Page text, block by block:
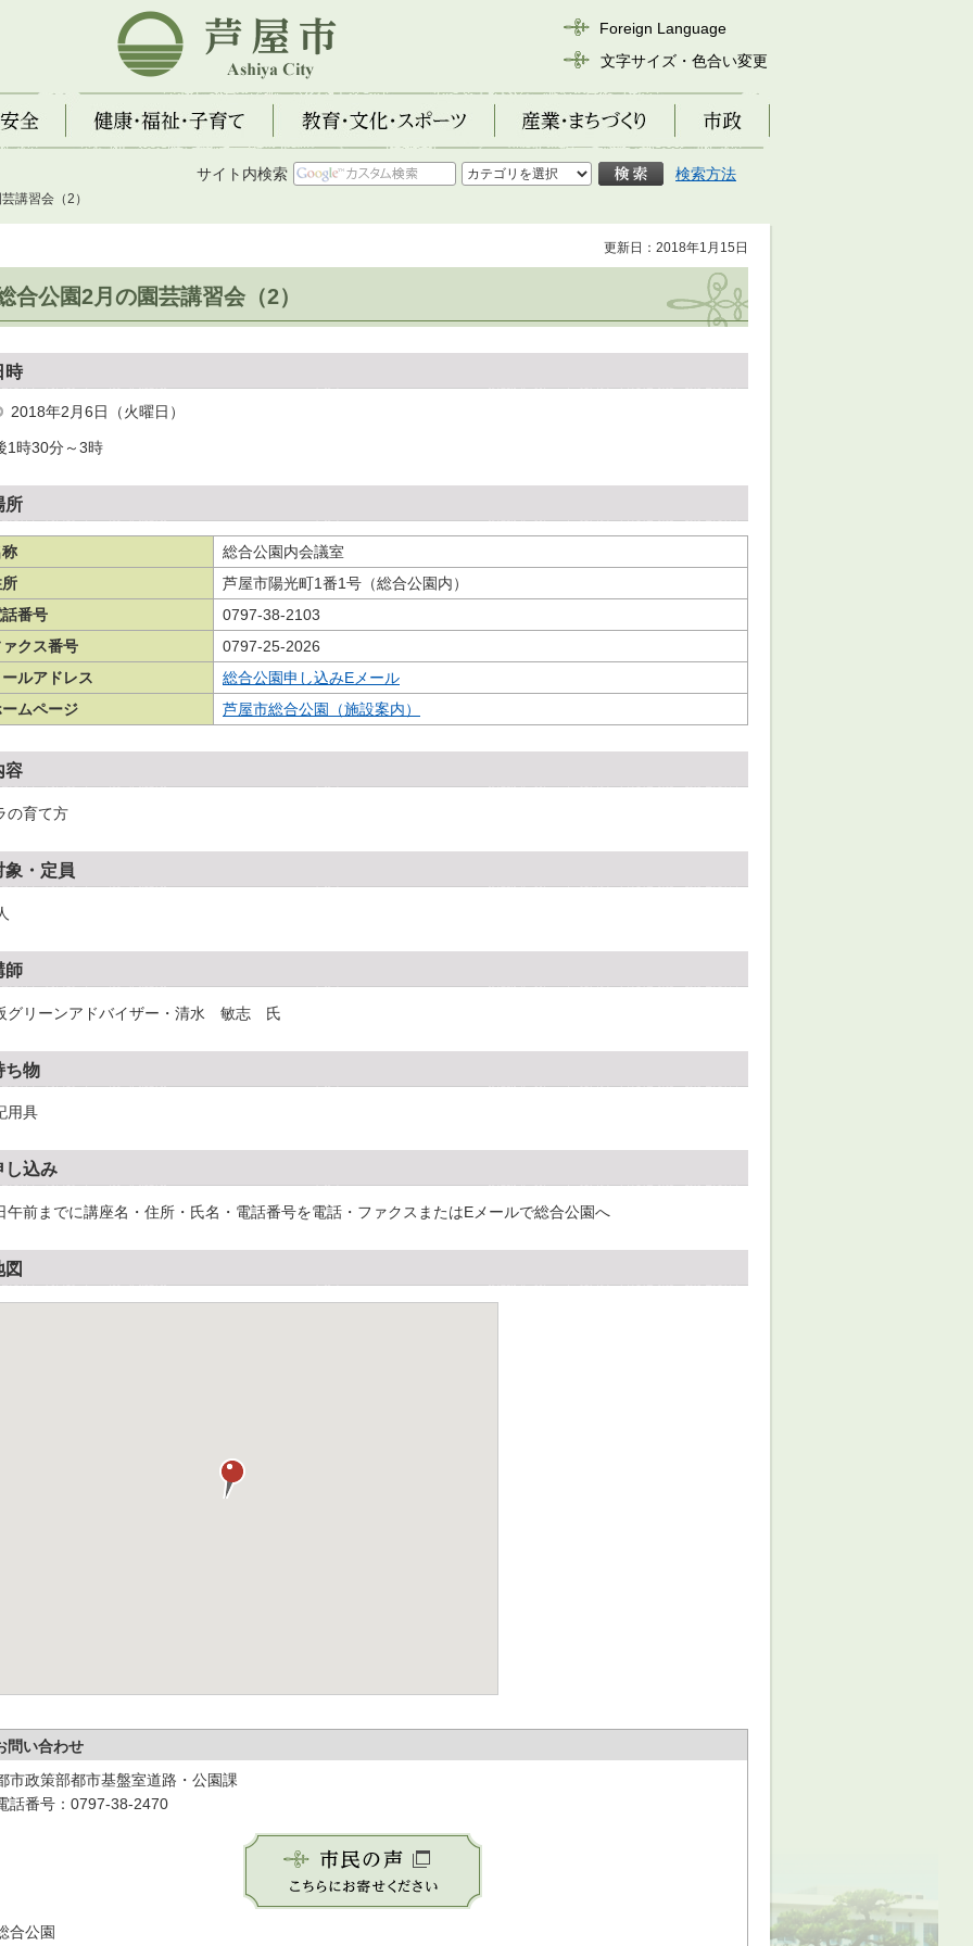
芦屋市
Foreign Language
文字サイズ・色合い変更
健康・福祉・子育て 教育・文化・スポーツ 産業・まちづくり 市政
サイト内検索 検索方法
講習会（2）
更新日：2018年1月15日
合公園2月の園芸講習会（2）
時
2018年2月6日（火曜日）
1時30分～3時
所
総合公園内会議室
芦屋市陽光町1番1号（総合公園内）
番号
0797-38-2103
クス番号
0797-25-2026
ルアドレス
総合公園申し込みEメール
ムページ
芦屋市総合公園（施設案内）
容
の育て方
象・定員
師
グリーンアドバイザー・清水 敏志 氏
ち物
用具
し込み
午前までに講座名・住所・氏名・電話番号を電話・ファクスまたはEメールで総合公園へ
図
問い合わせ
市政策部都市基盤室道路・公園課
話番号：0797-38-2470
合公園